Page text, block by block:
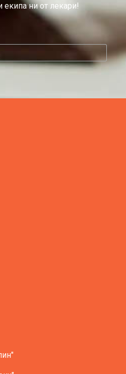
екипа ни от лекари!